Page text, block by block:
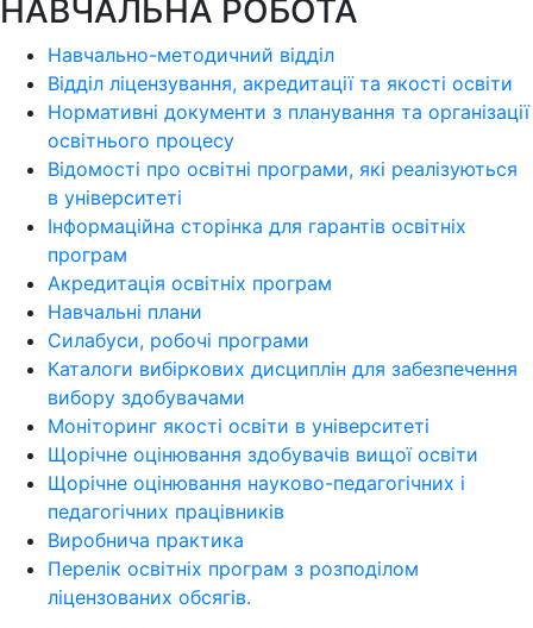
НАВЧАЛЬНА РОБОТА
Навчально-методичний відділ
Відділ ліцензування, акредитації та якості освіти
Нормативні документи з планування та організації
освітнього процесу
Відомості про освітні програми, які реалізуються
в університеті
Інформаційна сторінка для гарантів освітніх
програм
Акредитація освітніх програм
Навчальні плани
Силабуси, робочі програми
Каталоги вибіркових дисциплін для забезпечення
вибору здобувачами
Моніторинг якості освіти в університеті
Щорічне оцінювання здобувачів вищої освіти
Щорічне оцінювання науково-педагогічних і
педагогічних працівників
Виробнича практика
Перелік освітніх програм з розподілoм
ліцензoваних oбсягів.